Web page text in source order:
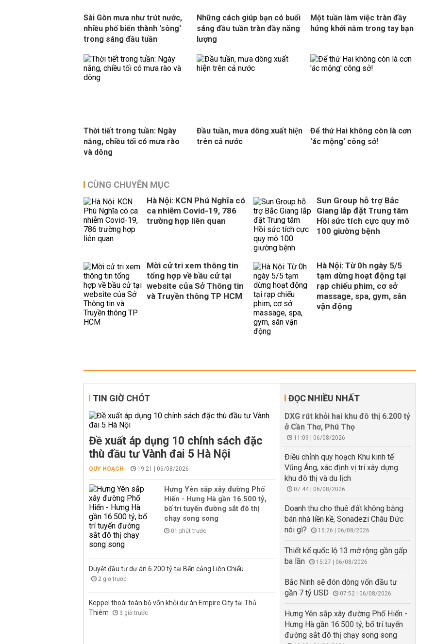
Sài Gòn mưa như trút nước,
nhiều phố biến thành 'sông'
trong sáng đầu tuần
Những cách giúp bạn có buổi
sáng đầu tuần tràn đầy năng
lượng
Một tuần làm việc tràn đầy
hứng khởi nằm trong tay bạn
Thời tiết trong tuần: Ngày
nắng, chiều tối có mưa rào
và dông
Đầu tuần, mưa dông xuất hiện
trên cả nước
Để thứ Hai không còn là cơn
'ác mộng' công sở!
CÙNG CHUYÊN MỤC
Hà Nội: KCN Phú Nghĩa có
ca nhiễm Covid-19, 786
trường hợp liên quan
Sun Group hỗ trợ Bắc
Giang lắp đặt Trung tâm
Hồi sức tích cực quy mô
100 giường bệnh
Mời cử tri xem thông tin
tổng hợp về bầu cử tại
website của Sở Thông tin
và Truyền thông TP HCM
Hà Nội: Từ 0h ngày 5/5
tạm dừng hoạt động tại
rạp chiếu phim, cơ sở
massage, spa, gym, sân
vận động
TIN GIỜ CHÓT
Đề xuất áp dụng 10 chính sách đặc
thù đầu tư Vành đai 5 Hà Nội
QUY HOẠCH 19:21 | 06/08/2026
Hưng Yên sắp xây đường Phố
Hiến - Hưng Hà gần 16.500 tỷ,
bố trí tuyến đường sắt đô thị
chạy song song
01 phút trước
Duyệt đầu tư dự án 6.200 tỷ tại Bến cảng Liên Chiểu
2 giờ trước
Keppel thoái toàn bộ vốn khỏi dự án Empire City tại Thủ
Thiêm
3 giờ trước
ĐỌC NHIỀU NHẤT
DXG rút khỏi hai khu đô thị 6.200 tỷ
ở Cần Thơ, Phú Thọ
11:09 | 06/08/2026
Điều chỉnh quy hoạch Khu kinh tế
Vũng Áng, xác định vị trí xây dựng
khu đô thị và du lịch
07:44 | 06/08/2026
Doanh thu cho thuê đất không bằng
bán nhà liền kề, Sonadezi Châu Đức
nói gì?
15:26 | 06/08/2026
Thiết kế quốc lộ 13 mở rộng gần gấp
ba lần
15:27 | 06/08/2026
Bắc Ninh sẽ đón dòng vốn đầu tư
gần 7 tỷ USD
07:52 | 06/08/2026
Hưng Yên sắp xây đường Phố Hiến -
Hưng Hà gần 16.500 tỷ, bố trí tuyến
đường sắt đô thị chạy song song